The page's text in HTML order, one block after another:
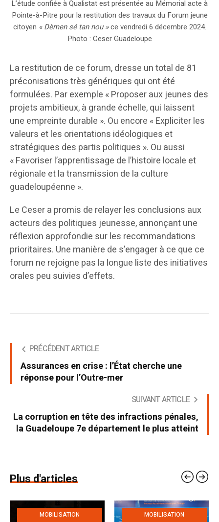
L’étude confiée à Qualistat est présentée au Mémorial acte à
Pointe-à-Pitre pour la restitution des travaux du Forum jeune
citoyen « Dèmen sé tan nou »ce vendredi 6 décembre 2024.
Photo : Ceser Guadeloupe
La restitution de ce forum, dresse un total de 81
préconisations très génériques qui ont été
formulées. Par exemple « Proposer aux jeunes des
projets ambitieux, à grande échelle, qui laissent
une empreinte durable ». Ou encore « Expliciter les
valeurs et les orientations idéologiques et
stratégiques des partis politiques ». Ou aussi
« Favoriser l’apprentissage de l’histoire locale et
régionale et la transmission de la culture
guadeloupéenne ».
Le Ceser a promis de relayer les conclusions aux
acteurs des politiques jeunesse, annonçant une
réflexion approfondie sur les recommandations
prioritaires. Une manière de s’engager à ce que ce
forum ne rejoigne pas la longue liste des initiatives
orales peu suivies d’effets.
PRÉCÉDENT ARTICLE
Assurances en crise : l’État cherche une
réponse pour l’Outre-mer
SUIVANT ARTICLE
La corruption en tête des infractions pénales,
la Guadeloupe 7e département le plus atteint
Plus d'articles
MOBILISATION
MOBILISATION